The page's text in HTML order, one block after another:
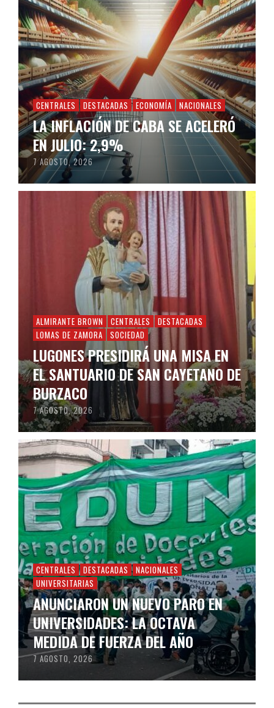
CENTRALES DESTACADAS ECONOMÍA NACIONALES
LA INFLACIÓN DE CABA SE ACELERÓ
EN JULIO: 2,9%
7 AGOSTO, 2026
ALMIRANTE BROWN CENTRALES
DESTACADAS
LOMAS DE ZAMORA
SOCIEDAD
LUGONES PRESIDIRÁ UNA MISA EN
EL SANTUARIO DE SAN CAYETANO DE
BURZACO
7 AGOSTO, 2026
CENTRALES DESTACADAS
NACIONALES
UNIVERSITARIAS
ANUNCIARON UN NUEVO PARO EN
UNIVERSIDADES: LA OCTAVA
MEDIDA DE FUERZA DEL AÑO
7 AGOSTO, 2026